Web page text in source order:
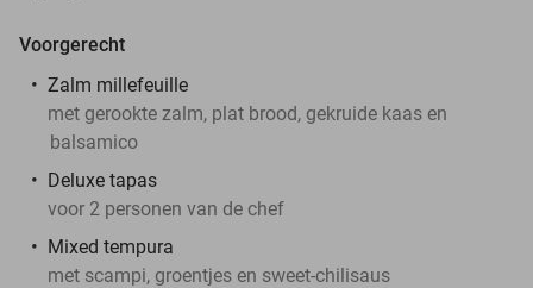
Voorgerecht
Zalm millefeuille
met gerookte zalm, plat brood, gekruide kaas en
balsamico
Deluxe tapas
voor 2 personen van de chef
Mixed tempura
met scampi, groentjes en sweet-chilisaus